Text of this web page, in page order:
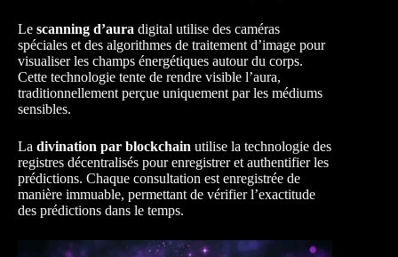
Le scanning d’aura digital utilise des caméras
spéciales et des algorithmes de traitement d’image pour
visualiser les champs énergétiques autour du corps.
Cette technologie tente de rendre visible l’aura,
traditionnellement perçue uniquement par les médiums
sensibles.
La divination par blockchain utilise la technologie des
registres décentralisés pour enregistrer et authentifier les
prédictions. Chaque consultation est enregistrée de
manière immuable, permettant de vérifier l’exactitude
des prédictions dans le temps.